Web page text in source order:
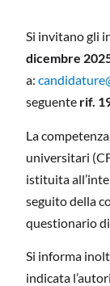
Si invitano gli
dicembre
a:
seguente rif.
La
universitari
istituita
seguito della
questionario
Si informa
indicata